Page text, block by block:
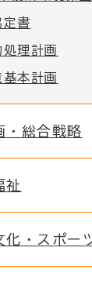
定書
理計画
本計画
・総合戦略
祉
化・スポー